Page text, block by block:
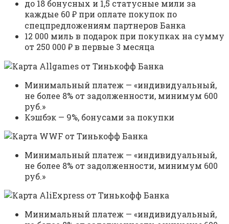
до 18 бонусных и 1,5 статусные мили за
каждые 60 ₽ при оплате покупок по
спецпредложениям партнеров Банка
12 000 миль в подарок при покупках на сумму
от 250 000 ₽ в первые 3 месяца
Минимальный платеж — «индивидуальный,
не более 8% от задолженности, минимум 600
руб.»
Кэшбэк — 9%, бонусами за покупки
Минимальный платеж — «индивидуальный,
не более 8% от задолженности, минимум 600
руб.»
Минимальный платеж — «индивидуальный,